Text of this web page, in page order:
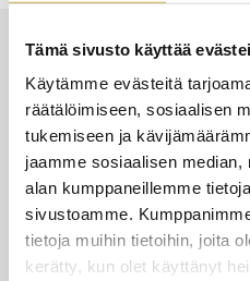
Tämä sivusto käyttää
Käytämme evästeitä
räätälöimiseen, sosiaalisen
tukemiseen ja
jaamme sosiaalisen
alan kumppaneillemme
sivustoamme.
tietoja muihin tietoihin, joita
kerätty, kun olet käyttänyt
Tutkinto
Liiketoiminnan
Koulutuksessa suoritetaan
ammattitutkinto,
osaamisala, joka